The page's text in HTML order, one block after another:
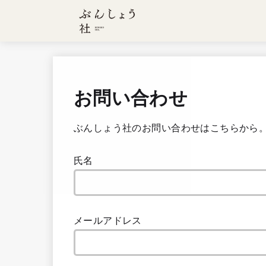
お問い合わせ
ぶんしょう社のお問い合わせはこちらから
氏名
メールアドレス